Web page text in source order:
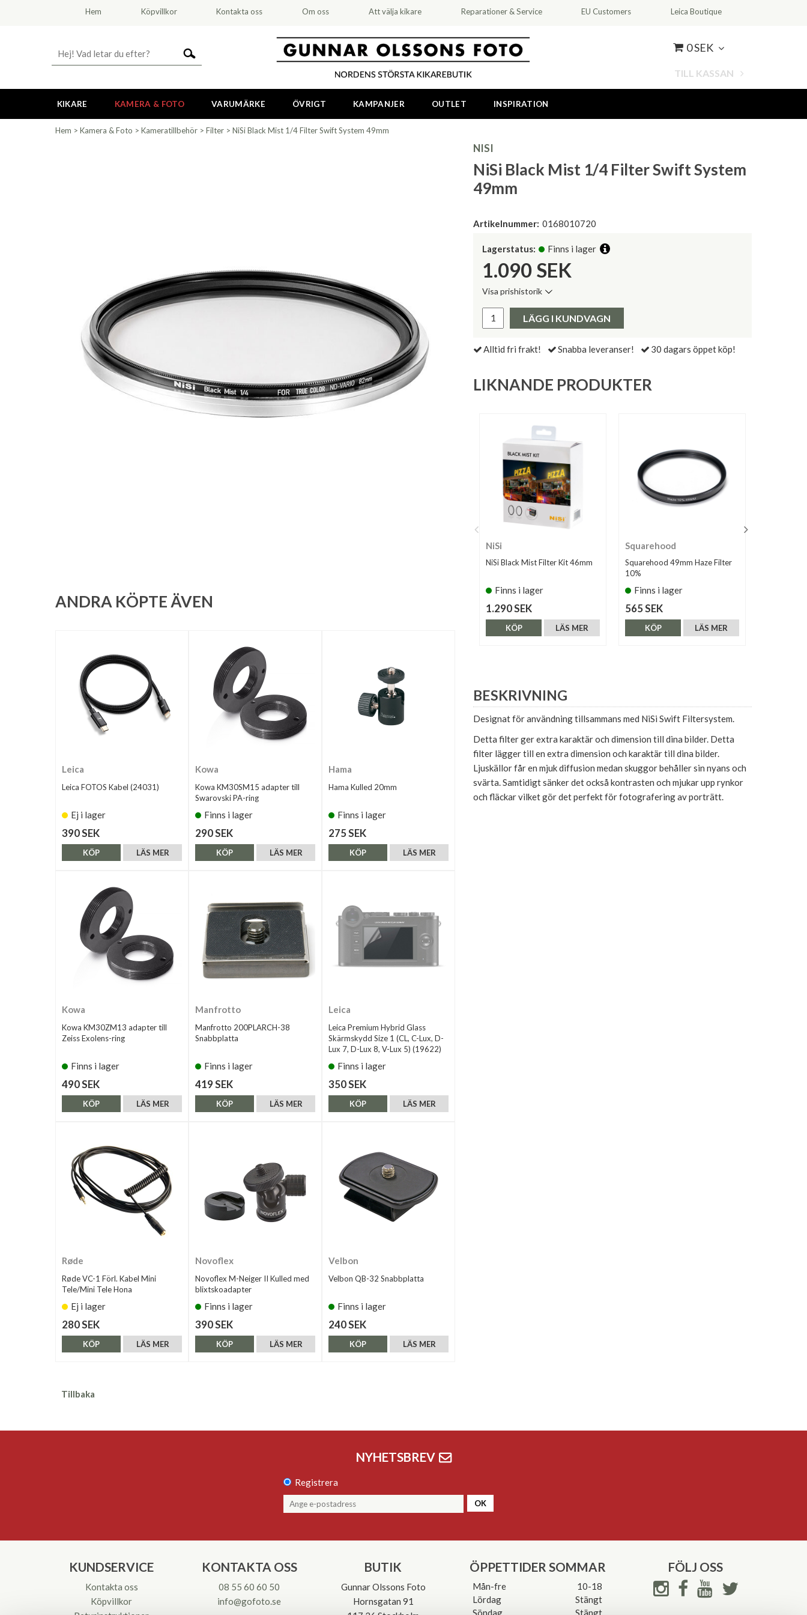
Hem Köpvillkor Kontakta oss Om oss Att välja kikare Reparationer & Service EU Customers Leica Boutique
0 SEK
TILL KASSAN
KIKARE KAMERA & FOTO VARUMÄRKE ÖVRIGT KAMPANJER OUTLET INSPIRATION
Hem > Kamera & Foto > Kameratillbehör > Filter > NiSi Black Mist 1/4 Filter Swift System 49mm
NISI
NiSi Black Mist 1/4 Filter Swift System
49mm
Artikelnummer: 0168010720
Lagerstatus: Finns i lager
1.090 SEK
Visa prishistorik
Pris:
LÄGG I KUNDVAGN
Alltid fri frakt! Snabba leveranser! 30 dagars öppet köp!
LIKNANDE PRODUKTER
NiSi
NiSi Black Mist Filter Kit 46mm
Finns i lager
1.290 SEK
LÄS MER
KÖP
Squarehood
Squarehood 49mm Haze Filter
10%
Finns i lager
565 SEK
LÄS MER
KÖP
BESKRIVNING
Designat för användning tillsammans med NiSi Swift Filtersystem.
Detta filter ger extra karaktär och dimension till dina bilder. Detta
filter lägger till en extra dimension och karaktär till dina bilder.
Ljuskällor får en mjuk diffusion medan skuggor behåller sin nyans och
svärta. Samtidigt sänker det också kontrasten och mjukar upp rynkor
och fläckar vilket gör det perfekt för fotografering av porträtt.
ANDRA KÖPTE ÄVEN
Leica
Leica FOTOS Kabel (24031)
Ej i lager
390 SEK
LÄS MER
KÖP
Kowa
Kowa KM30SM15 adapter till
Swarovski PA-ring
Finns i lager
290 SEK
LÄS MER
KÖP
Hama
Hama Kulled 20mm
Finns i lager
275 SEK
LÄS MER
KÖP
Kowa
Kowa KM30ZM13 adapter till
Zeiss Exolens-ring
Finns i lager
490 SEK
LÄS MER
KÖP
Manfrotto
Manfrotto 200PLARCH-38
Snabbplatta
Finns i lager
419 SEK
LÄS MER
KÖP
Leica
Leica Premium Hybrid Glass
Skärmskydd Size 1 (CL, C-Lux, D-
Lux 7, D-Lux 8, V-Lux 5) (19622)
Finns i lager
350 SEK
LÄS MER
KÖP
Røde
Røde VC-1 Förl. Kabel Mini
Tele/Mini Tele Hona
Ej i lager
280 SEK
LÄS MER
KÖP
Novoflex
Novoflex M-Neiger II Kulled med
blixtskoadapter
Finns i lager
390 SEK
LÄS MER
KÖP
Velbon
Velbon QB-32 Snabbplatta
Finns i lager
240 SEK
LÄS MER
KÖP
Tillbaka
NYHETSBREV
Registrera
OK
KUNDSERVICE
Kontakta oss
Köpvillkor
KONTAKTA OSS
08 55 60 60 50
info@gofoto.se
BUTIK
Gunnar Olssons Foto
Hornsgatan 91
ÖPPETTIDER SOMMAR
Mån-fre
10-18
Lördag
Stängt
Söndag
Stängt
FÖLJ OSS